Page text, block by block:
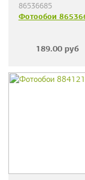
86536685
Фотообои
189.00 руб